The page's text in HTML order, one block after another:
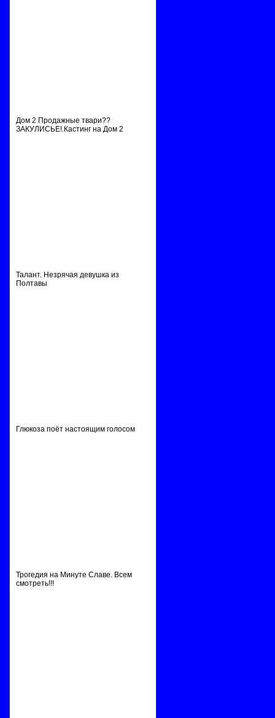
Дом 2 Продажные твари??
ЗАКУЛИСЬЕ!.Кастинг на Дом 2
Талант. Незрячая девушка из
Полтавы
Глюкоза поёт настоящим голосом
Трогедия на Минуте Славе. Всем
смотреть!!!